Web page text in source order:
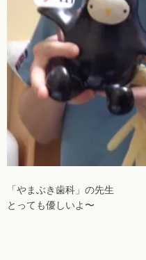
「やまぶき歯科」の先生
とっても優しいよ〜